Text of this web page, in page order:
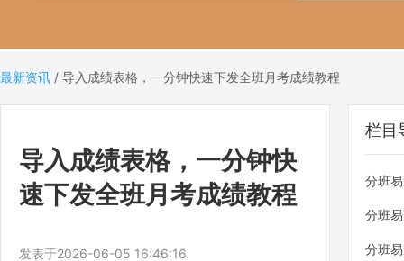
最新资讯 / 导入成绩表格，一分钟快速下发全班月考成绩教程
导入成绩表格，一分钟快
速下发全班月考成绩教程
发表于2026-06-05 16:46:16
栏目
分班
题
分班
程
分班